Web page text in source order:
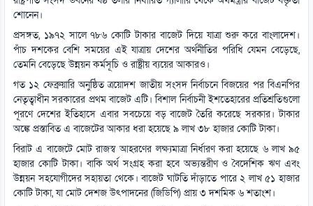
শোনেন।
প্রসঙ্গত, ১৯৭২ সালে ৭৮৬ কোটি টাকার বাজেট দিয়ে যাত্রা শুরু করে বাংলাদেশ।
পাঁচ দশকের বেশি সময়ের এই যাত্রায় দেশের অর্থনীতির পরিধি যেমন বেড়েছে,
তেমনি বেড়েছে উন্নয়ন কর্মসূচি ও রাষ্ট্রীয় ব্যয়ের আকারও।
গত ১২ ফেব্রুয়ারি অনুষ্ঠিত ত্রয়োদশ জাতীয় সংসদ নির্বাচনে বিজয়ের পর বিএনপির
নেতৃত্বাধীন সরকারের প্রথম বাজেট এটি। বিশাল নির্বাচনী ইশতেহারের প্রতিশ্রতিগুলো
পূরণে দেশের ইতিহাসে এবার সবচেয়ে বড় বাজেট তৈরি করেছে সরকার। টাকার
অঙ্কে প্রস্তাবিত এ বাজেটের আকার ধরা হয়েছে ৯ লাখ ৩৮ হাজার কোটি টাকা।
বিরাট এ বাজেটে মোট রাজস্ব আহরণের লক্ষ্যমাত্রা নির্ধারণ করা হয়েছে ৬ লাখ ৯৫
হাজার কোটি টাকা। বাকি অর্থ সংগ্রহ করা হবে অভ্যন্তরীণ ও বৈদেশিক ঋণ এবং
উন্নয়ন সহযোগীদের সহায়তা থেকে। বাজেট ঘাটতি দাঁড়াতে পারে ২ লাখ ৫১ হাজার
কোটি টাকা, যা মোট দেশজ উৎপাদনের (জিডিপি) প্রায় ৩ দশমিক ৬ শতাংশ।